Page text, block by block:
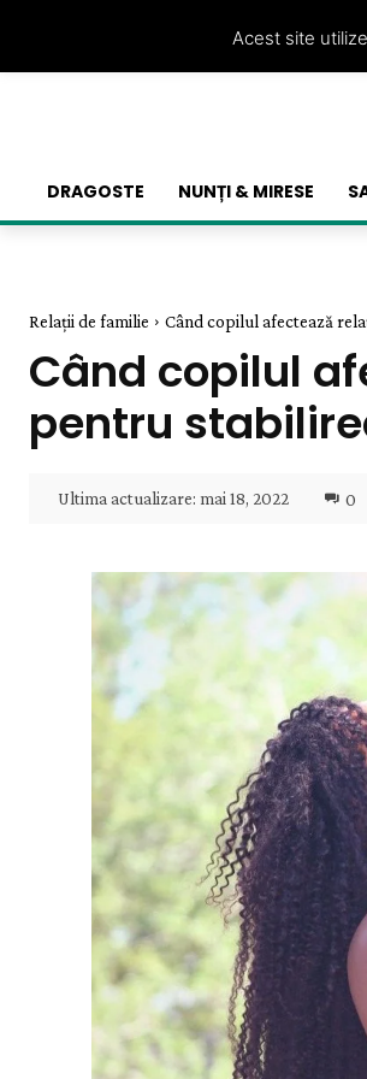
DRAGOSTE NUNȚI & MIRESE
Relații de familie Când copilul afectează
Când copilul
pentru
Ultima actualizare: mai 18, 2022 0
Acest site